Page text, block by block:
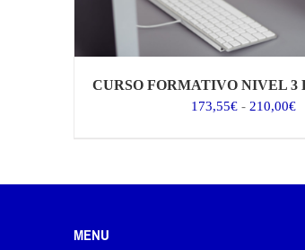
CURSO FORMATIVO NIVEL 3
173,55€ - 210,00€
MENU